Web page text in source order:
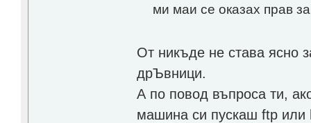
ми маи се оказах прав
От никъде не става ясно
дрЪвници.
А по повод въпроса ти,
машина си пускаш ftp или